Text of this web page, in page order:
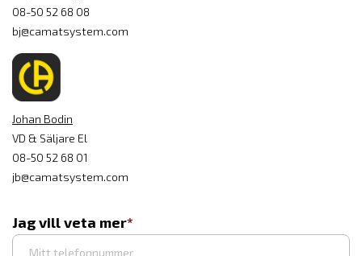
08-50 52 68 08
bj@camatsystem.com
Johan Bodin
VD & Säljare El
08-50 52 68 01
jb@camatsystem.com
Jag vill veta mer